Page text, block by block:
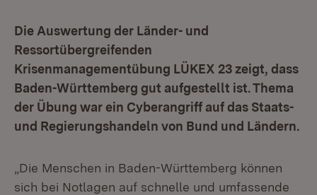
Die Auswertung der Länder- und
Ressortübergreifenden
Krisenmanagementübung LÜKEX 23 zeigt, dass
Baden-Württemberg gut aufgestellt ist. Thema
der Übung war ein Cyberangriff auf das Staats-
und Regierungshandeln von Bund und Ländern.
„Die Menschen in Baden-Württemberg können
sich bei Notlagen auf schnelle und umfassende